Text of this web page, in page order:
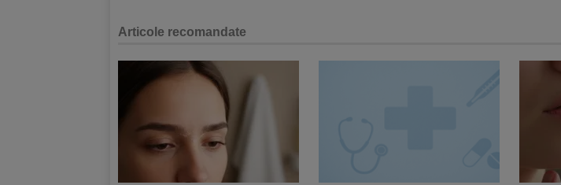
Articole recomandate